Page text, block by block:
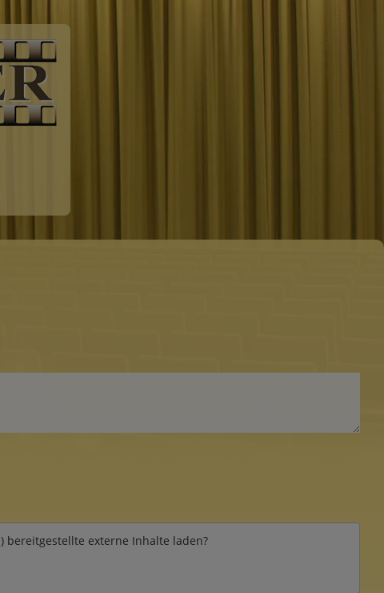
bereitgestellte externe Inhalte laden?